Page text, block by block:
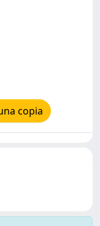
copia